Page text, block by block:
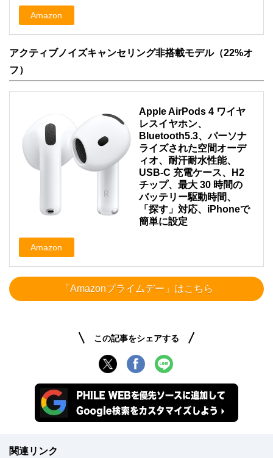
Amazon
アクティブノイズキャンセリング非搭載モデル（22%オ
フ）
Apple AirPods 4 ワイヤ
レスイヤホン、
Bluetooth5.3、パーソナ
ライズされた空間オーデ
ィオ、耐汗耐水性能、
USB-C 充電ケース、H2
チップ、最大 30 時間の
バッテリー駆動時間、
「探す」対応、iPhoneで
簡単に設定
Amazon
「Amazonプライムデー」はこちら
この記事をシェアする
関連リンク